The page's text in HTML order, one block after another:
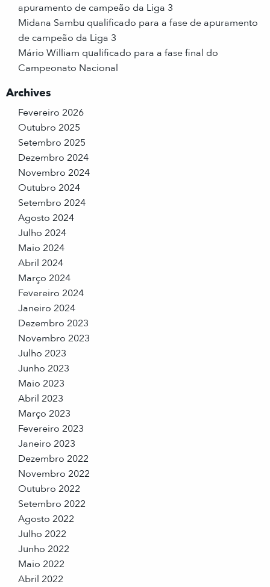
apuramento de campeão da Liga 3
Midana Sambu qualificado para a fase de apuramento
de campeão da Liga 3
Mário William qualificado para a fase final do
Campeonato Nacional
Archives
Fevereiro 2026
Outubro 2025
Setembro 2025
Dezembro 2024
Novembro 2024
Outubro 2024
Setembro 2024
Agosto 2024
Julho 2024
Maio 2024
Abril 2024
Março 2024
Fevereiro 2024
Janeiro 2024
Dezembro 2023
Novembro 2023
Julho 2023
Junho 2023
Maio 2023
Abril 2023
Março 2023
Fevereiro 2023
Janeiro 2023
Dezembro 2022
Novembro 2022
Outubro 2022
Setembro 2022
Agosto 2022
Julho 2022
Junho 2022
Maio 2022
Abril 2022